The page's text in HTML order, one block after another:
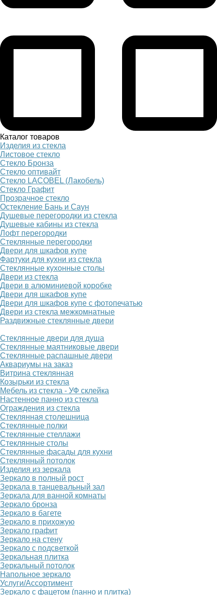
Каталог товаров
Изделия из стекла
Листовое стекло
Стекло Бронза
Стекло оптивайт
Стекло LACOBEL (Лакобель)
Стекло Графит
Прозрачное стекло
Остекление Бань и Саун
Душевые перегородки из стекла
Душевые кабины из стекла
Лофт перегородки
Стеклянные перегородки
Двери для шкафов купе
Фартуки для кухни из стекла
Стеклянные кухонные столы
Двери из стекла
Двери в алюминиевой коробке
Двери для шкафов купе
Двери для шкафов купе с фотопечатью
Двери из стекла межкомнатные
Раздвижные стеклянные двери
Стеклянные двери для душа
Стеклянные маятниковые двери
Стеклянные распашные двери
Аквариумы на заказ
Витрина стеклянная
Козырьки из стекла
Мебель из стекла - УФ склейка
Настенное панно из стекла
Ограждения из стекла
Стеклянная столешница
Стеклянные полки
Стеклянные стеллажи
Стеклянные столы
Стеклянные фасады для кухни
Стеклянный потолок
Изделия из зеркала
Зеркало в полный рост
Зеркала в танцевальный зал
Зеркала для ванной комнаты
Зеркало бронза
Зеркало в багете
Зеркало в прихожую
Зеркало графит
Зеркало на стену
Зеркало с подсветкой
Зеркальная плитка
Зеркальный потолок
Напольное зеркало
Услуги/Ассортимент
Зеркало с фацетом (панно и плитка)